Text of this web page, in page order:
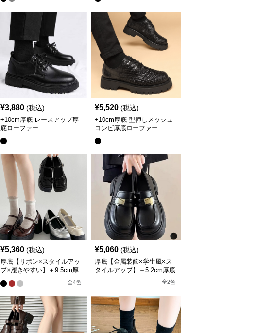
¥3,880 (税込)
+10cm厚底 レースアップ厚
底ローファー
¥5,520 (税込)
+10cm厚底 型押しメッシュ
コンビ厚底ローファー
¥5,360 (税込)
厚底【リボン×スタイルアッ
プ×履きやすい】＋9.5cm厚
底 メリージェーンパンプス
全4色
¥5,060 (税込)
厚底【金属装飾×学生風×ス
タイルアップ】＋5.2cm厚底
全2色